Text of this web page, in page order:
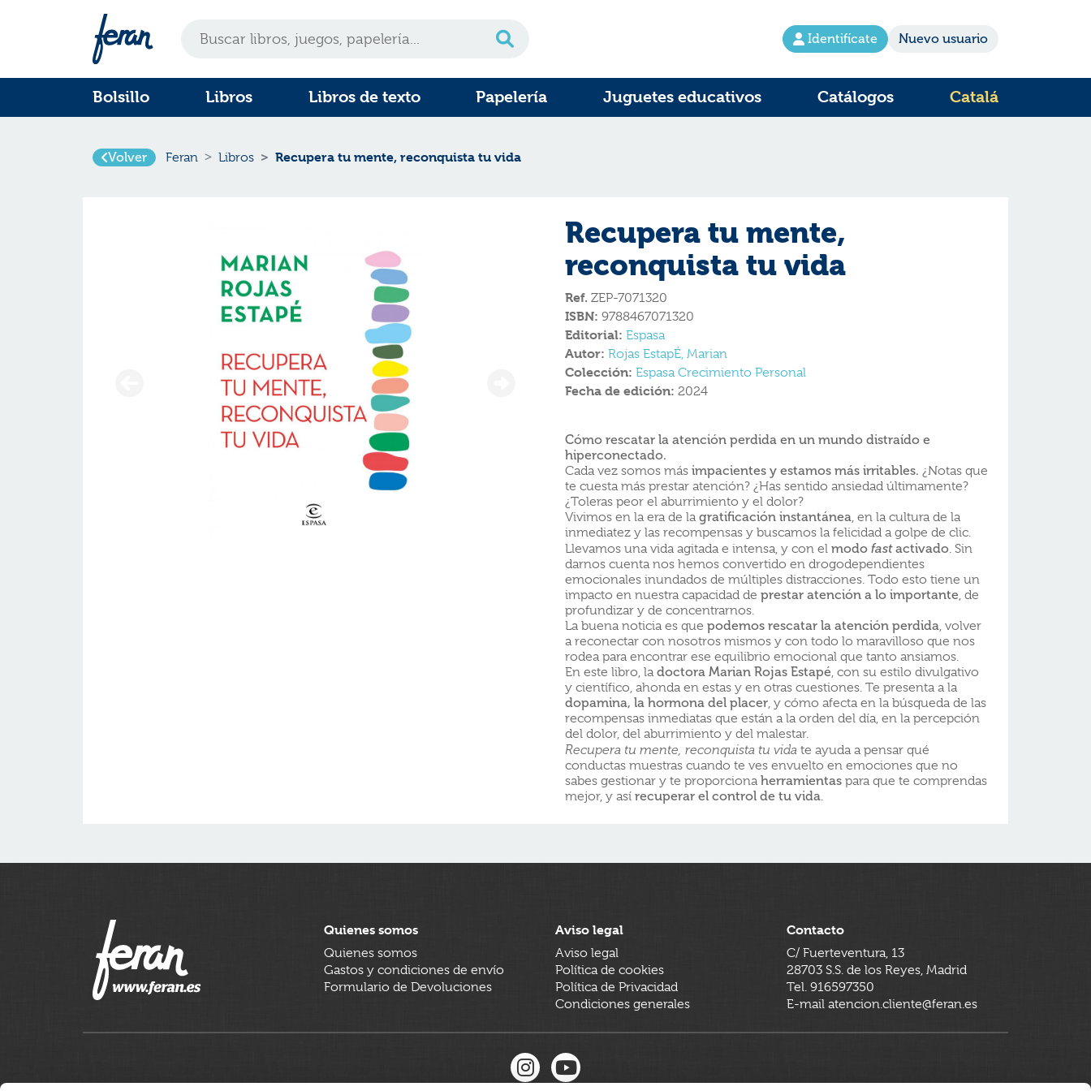
Identifícate Nuevo usuario
Bolsillo Libros Libros de texto Papelería Juguetes educativos Catálogos Catalá
Volver Feran Libros Recupera tu mente, reconquista tu vida
Recupera tu mente,
reconquista tu vida
Ref. ZEP-7071320
ISBN: 9788467071320
Editorial: Espasa
Autor: Rojas EstapÉ, Marian
Colección: Espasa Crecimiento Personal
Fecha de edición: 2024
Cómo rescatar la atención perdida en un mundo distraído e
hiperconectado.
Cada vez somos más impacientes y estamos más irritables. ¿Notas que
te cuesta más prestar atención? ¿Has sentido ansiedad últimamente?
¿Toleras peor el aburrimiento y el dolor?
Vivimos en la era de la gratificación instantánea, en la cultura de la
inmediatez y las recompensas y buscamos la felicidad a golpe de clic.
Llevamos una vida agitada e intensa, y con el modo fastactivado. Sin
darnos cuenta nos hemos convertido en drogodependientes
emocionales inundados de múltiples distracciones. Todo esto tiene un
impacto en nuestra capacidad de prestar atención a lo importante, de
profundizar y de concentrarnos.
La buena noticia es que podemos rescatar la atención perdida, volver
a reconectar con nosotros mismos y con todo lo maravilloso que nos
rodea para encontrar ese equilibrio emocional que tanto ansiamos.
En este libro, la doctora Marian Rojas Estapé, con su estilo divulgativo
y científico, ahonda en estas y en otras cuestiones. Te presenta a la
dopamina, la hormona del placer, y cómo afecta en la búsqueda de las
recompensas inmediatas que están a la orden del día, en la percepción
del dolor, del aburrimiento y del malestar.
Recupera tu mente, reconquista tu vida te ayuda a pensar qué
conductas muestras cuando te ves envuelto en emociones que no
sabes gestionar y te proporciona herramientas para que te comprendas
mejor, y así recuperar el control de tu vida.
Quienes somos
Quienes somos
Gastos y condiciones de envío
Formulario de Devoluciones
Aviso legal
Aviso legal
Política de cookies
Política de Privacidad
Condiciones generales
Contacto
C/ Fuerteventura, 13
28703 S.S. de los Reyes, Madrid
Tel. 916597350
E-mail atencion.cliente@feran.es